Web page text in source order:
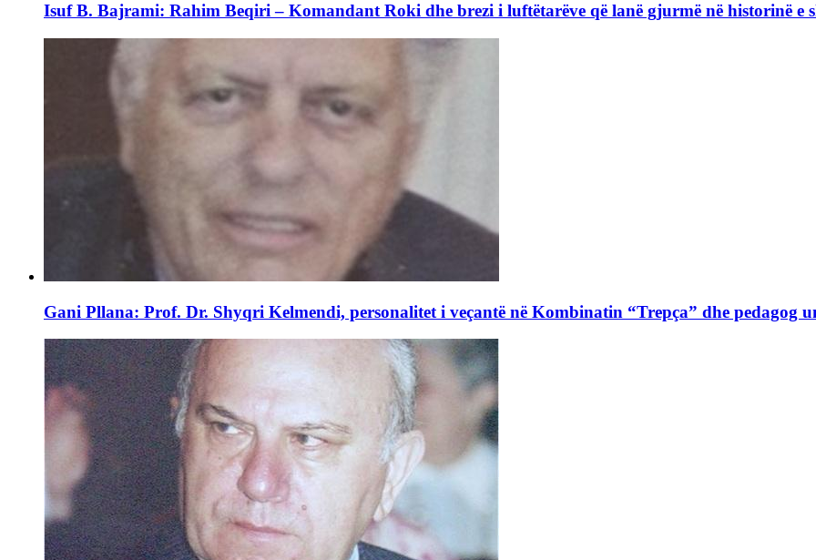
Isuf B. Bajrami: Rahim Beqiri – Komandant Roki dhe brezi i luftëtarëve që lanë gjurmë në historinë e
Gani Pllana: Prof. Dr. Shyqri Kelmendi, personalitet i veçantë në Kombinatin “Trepça” dhe pedagog